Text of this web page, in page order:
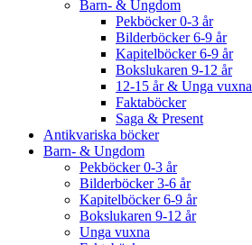
Barn- & Ungdom
Pekböcker 0-3 år
Bilderböcker 6-9 år
Kapitelböcker 6-9 år
Bokslukaren 9-12 år
12-15 år & Unga vuxna
Faktaböcker
Saga & Present
Antikvariska böcker
Barn- & Ungdom
Pekböcker 0-3 år
Bilderböcker 3-6 år
Kapitelböcker 6-9 år
Bokslukaren 9-12 år
Unga vuxna